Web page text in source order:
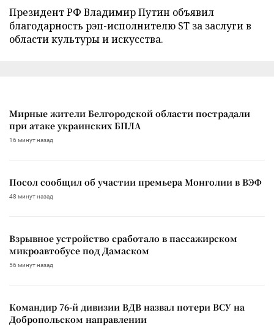
Президент РФ Владимир Путин объявил
благодарность рэп-исполнителю ST за заслуги в
области культуры и искусства.
Мирные жители Белгородской области пострадали
при атаке украинских БПЛА
16 минут назад
Посол сообщил об участии премьера Монголии в ВЭФ
48 минут назад
Взрывное устройство сработало в пассажирском
микроавтобусе под Дамаском
56 минут назад
Командир 76-й дивизии ВДВ назвал потери ВСУ на
Добропольском направлении